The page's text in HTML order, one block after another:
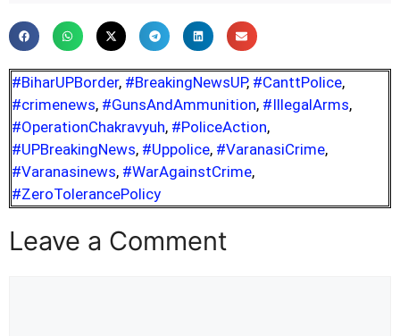
#BiharUPBorder, #BreakingNewsUP, #CanttPolice,
#crimenews, #GunsAndAmmunition, #IllegalArms,
#OperationChakravyuh, #PoliceAction,
#UPBreakingNews, #Uppolice, #VaranasiCrime,
#Varanasinews, #WarAgainstCrime,
#ZeroTolerancePolicy
Leave a Comment